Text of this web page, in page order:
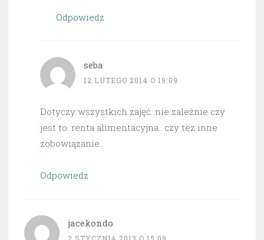
Odpowiedz
seba
12 LUTEGO 2014 O 19:09
Dotyczy wszystkich zajęć. nie zależnie czy
jest to. renta alimentacyjna.. czy tez inne
zobowiązanie..
Odpowiedz
jacekondo